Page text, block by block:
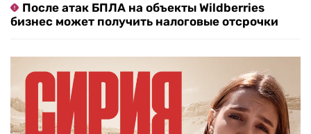
После атак БПЛА на объекты Wildberries
бизнес может получить налоговые отсрочки